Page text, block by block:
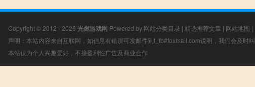
Copyright © 2012 - 2026 光彪游戏网 Powered by 网站分类目录 | 精选推荐文章 | 网站地图 |
声明：本站内容来自互联网，如信息有错误可发邮件到f_fb#foxmail.com说明，我们会及时
本站仅为个人兴趣爱好，不接盈利性广告及商业合作